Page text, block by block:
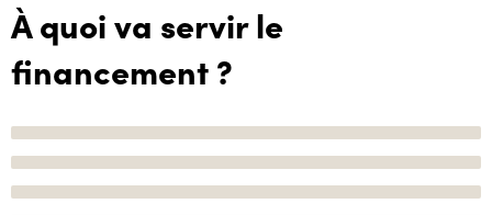
À quoi va servir le
financement ?